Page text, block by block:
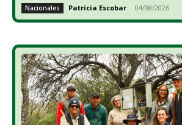
Nacionales Patricia Escobar - 04/08/2026